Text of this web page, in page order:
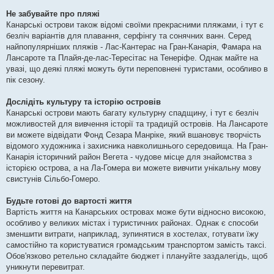
Не забувайте про пляжі
Канарські острови також відомі своїми прекрасними пляжами, і тут є
безліч варіантів для плавання, серфінгу та сонячних ванн. Серед
найпопулярніших пляжів - Лас-Кантерас на Гран-Канарія, Фамара на
Лансароте та Плайя-де-лас-Тересітас на Тенеріфе. Однак майте на
увазі, що деякі пляжі можуть бути переповнені туристами, особливо в
пік сезону.
Дослідіть культуру та історію островів
Канарські острови мають багату культурну спадщину, і тут є безліч
можливостей для вивчення історії та традицій островів. На Лансароте
ви можете відвідати Фонд Сезара Манріке, який вшановує творчість
відомого художника і захисника навколишнього середовища. На Гран-
Канарія історичний район Вегета - чудове місце для знайомства з
історією острова, а на Ла-Гомера ви можете вивчити унікальну мову
свистунів Сільбо-Гомеро.
Будьте готові до вартості життя
Вартість життя на Канарських островах може бути відносно високою,
особливо у великих містах і туристичних районах. Однак є способи
зменшити витрати, наприклад, зупинятися в хостелах, готувати їжу
самостійно та користуватися громадським транспортом замість таксі.
Обов'язково ретельно складайте бюджет і плануйте заздалегідь, щоб
уникнути перевитрат.